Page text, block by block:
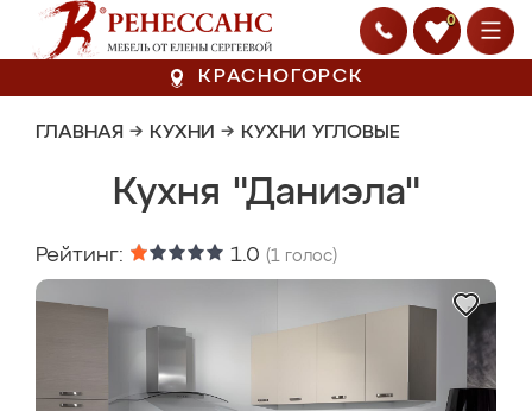
0
КРАСНОГОРСК
ГЛАВНАЯ → КУХНИ → КУХНИ УГЛОВЫЕ
Кухня "Даниэла"
Рейтинг: 1.0 (1 голос)